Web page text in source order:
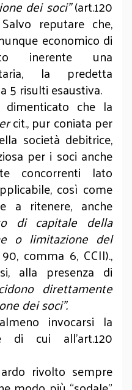
dei soci”(art.120
reputare che,
economico di
inerente una
la predetta
5 risulti esaustiva.
che la
cit., pur coniata per
società debitrice,
per i soci anche
concorrenti lato
così come
a ritenere, anche
di capitale della
o limitazione del
comma 6, CCII).,
alla presenza di
direttamente
dei soci”.
invocarsi la
di cui all’art.120
rivolto sempre